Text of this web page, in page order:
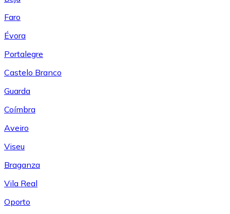
Faro
Évora
Portalegre
Castelo Branco
Guarda
Coímbra
Aveiro
Viseu
Braganza
Vila Real
Oporto